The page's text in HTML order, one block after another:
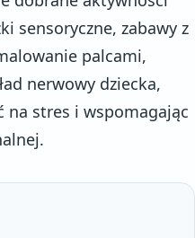
sensoryczne, zabawy z
palcami,
nerwowy dziecka,
na stres i wspomagając